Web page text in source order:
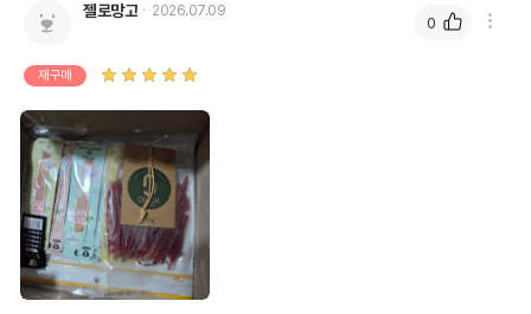
젤로망고 2026.07.09
재구매
0